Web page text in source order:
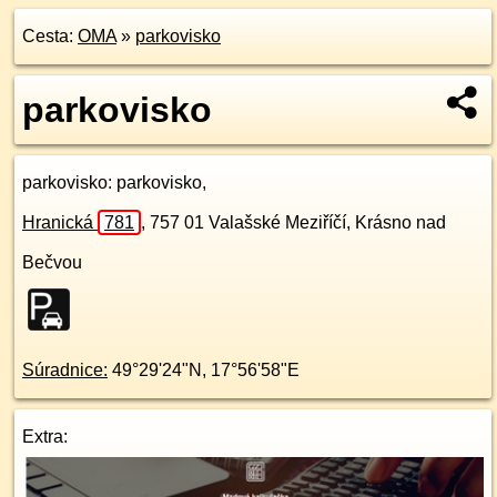
Cesta: OMA» parkovisko
parkovisko
parkovisko: parkovisko,
Hranická 781 , 757 01 Valašské Meziříčí, Krásno nad
Bečvou
Súradnice: 49°29'24"N , 17°56'58"E
Extra: